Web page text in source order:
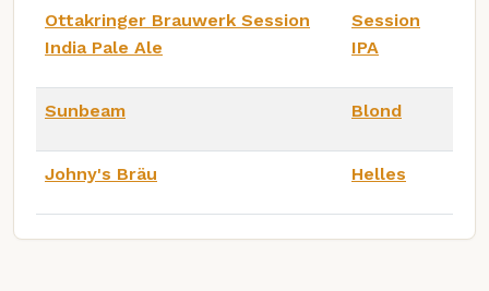
Ottakringer Brauwerk Session
India Pale Ale
Session
IPA
Sunbeam Blond
Johny's Bräu Helles